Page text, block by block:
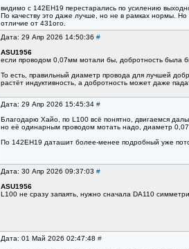
видимо с 142ЕН19 перестарались по усилению
По качеству это даже лучше, но не в рамках нормы.
отличие от 431ого.
Дата: 29 Апр 2026 14:50:36 #
ASU1956
если проводом 0,07мм мотали бы, добротность была
То есть, правильный диаметр провода для лучшей
растёт индуктивность, а добротность может даже
Дата: 29 Апр 2026 15:45:34 #
Благодарю Хайо, по L100 всё понятно, двигаемся
но её одинарным проводом мотать надо, диаметр
По 142ЕН19 даташит более-менее подробный уже
Дата: 30 Апр 2026 09:37:03 #
ASU1956
L100 не сразу запаять, нужно сначала DA110
Дата: 01 Май 2026 02:47:48 #